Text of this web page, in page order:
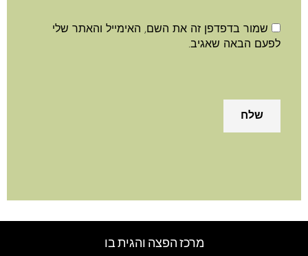
שמור בדפדפן זה את השם, האימייל והאתר שלי
לפעם הבאה שאגיב.
מרכז הפצה והגית בו